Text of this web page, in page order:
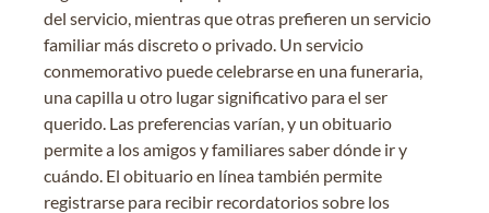
del servicio, mientras que otras prefieren un servicio
familiar más discreto o privado. Un servicio
conmemorativo puede celebrarse en una funeraria,
una capilla u otro lugar significativo para el ser
querido. Las preferencias varían, y un obituario
permite a los amigos y familiares saber dónde ir y
cuándo. El obituario en línea también permite
registrarse para recibir recordatorios sobre los